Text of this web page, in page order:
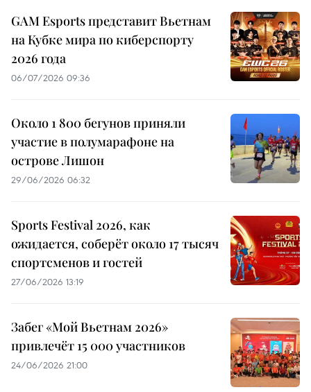
GAM Esports представит Вьетнам
на Кубке мира по киберспорту
2026 года
06/07/2026 09:36
Около 1 800 бегунов приняли
участие в полумарафоне на
острове Лишон
29/06/2026 06:32
Sports Festival 2026, как
ожидается, соберёт около 17 тысяч
спортсменов и гостей
27/06/2026 13:19
Забег «Мой Вьетнам 2026»
привлечёт 15 000 участников
24/06/2026 21:00